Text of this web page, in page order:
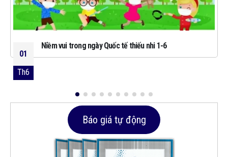
01
Th6
Niềm vui trong ngày Quốc tế thiếu nhi 1-6
Báo giá tự động